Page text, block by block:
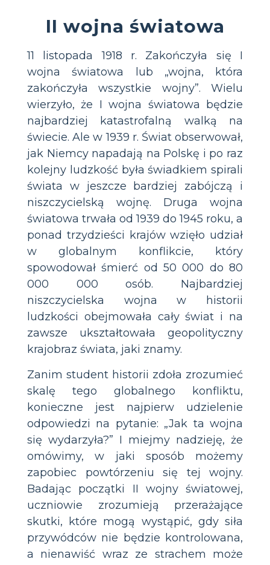
II wojna światowa
11 listopada 1918 r. Zakończyła się I
wojna światowa lub „wojna, która
zakończyła wszystkie wojny”. Wielu
wierzyło, że I wojna światowa będzie
najbardziej katastrofalną walką na
świecie. Ale w 1939 r. Świat obserwował,
jak Niemcy napadają na Polskę i po raz
kolejny ludzkość była świadkiem spirali
świata w jeszcze bardziej zabójczą i
niszczycielską wojnę. Druga wojna
światowa trwała od 1939 do 1945 roku, a
ponad trzydzieści krajów wzięło udział
w globalnym konflikcie, który
spowodował śmierć od 50 000 do 80
000 000 osób. Najbardziej
niszczycielska wojna w historii
ludzkości obejmowała cały świat i na
zawsze ukształtowała geopolityczny
krajobraz świata, jaki znamy.
Zanim student historii zdoła zrozumieć
skalę tego globalnego konfliktu,
konieczne jest najpierw udzielenie
odpowiedzi na pytanie: „Jak ta wojna
się wydarzyła?” I miejmy nadzieję, że
omówimy, w jaki sposób możemy
zapobiec powtórzeniu się tej wojny.
Badając początki II wojny światowej,
uczniowie zrozumieją przerażające
skutki, które mogą wystąpić, gdy siła
przywódców nie będzie kontrolowana,
a nienawiść wraz ze strachem może